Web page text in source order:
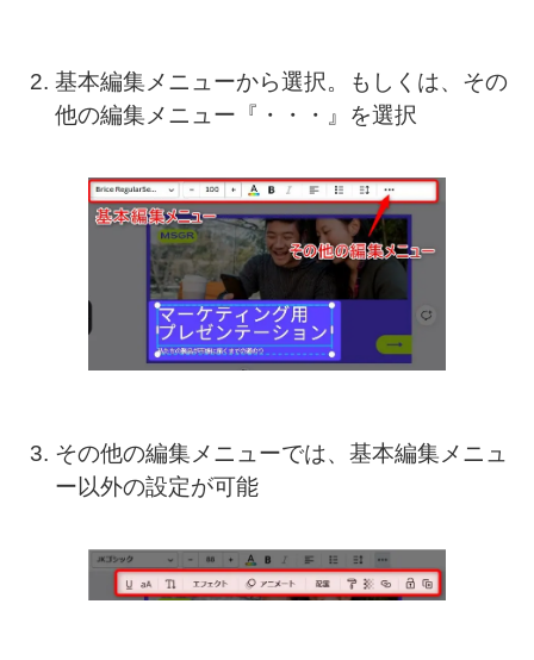
基本編集メニューから選択。もしくは、その
他の編集メニュー『・・・』を選択
その他の編集メニューでは、基本編集メニュ
ー以外の設定が可能